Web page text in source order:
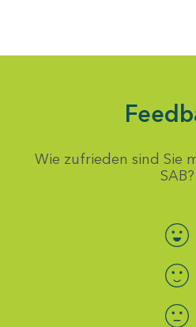
Wie zufrieden sind Sie
SAB?